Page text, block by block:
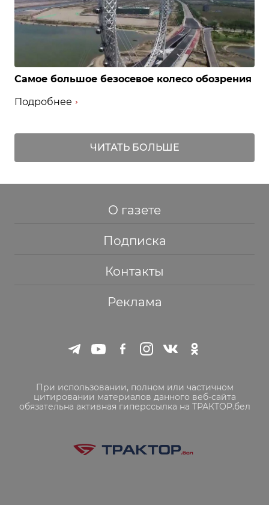
Самое большое безосевое колесо обозрения
Подробнее
ЧИТАТЬ БОЛЬШЕ
О газете
Подписка
Контакты
Реклама
При использовании, полном или частичном
цитировании материалов данного веб-сайта
обязательна активная гиперссылка на ТРАКТОР.бел